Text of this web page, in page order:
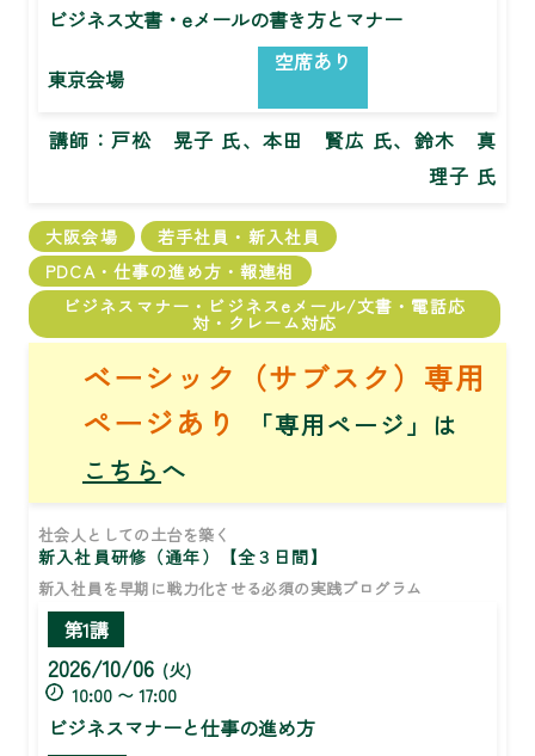
ビジネス文書・eメールの書き方とマナー
東京会場
空席あり
講師： 戸松 晃子 氏、本田 賢広 氏、鈴木 真
理子 氏
大阪会場
若手社員・新入社員
PDCA・仕事の進め方・報連相
ビジネスマナー・ビジネスeメール/文書・電話応
対・クレーム対応
ベーシック（サブスク）専用
ページあり
「専用ページ」は
こちら へ
社会人としての土台を築く
新入社員研修（通年）【全３日間】
新入社員を早期に戦力化させる必須の実践プログラム
第1講
2026/10/06 (火)
10:00 〜 17:00
ビジネスマナーと仕事の進め方